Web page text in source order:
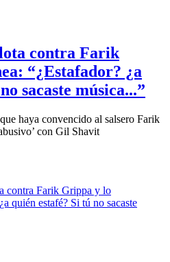
contra Farik
“¿Estafador? ¿a
sacaste música...”
haya convencido al salsero Farik
con Gil Shavit